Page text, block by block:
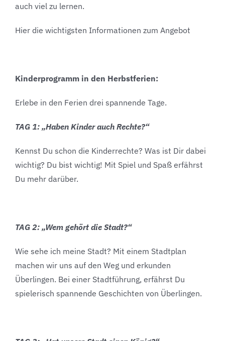
auch viel zu lernen.
Hier die wichtigsten Informationen zum Angebot
Kinderprogramm in den Herbstferien:
Erlebe in den Ferien drei spannende Tage.
TAG 1: „Haben Kinder auch Rechte?“
Kennst Du schon die Kinderrechte? Was ist Dir dabei
wichtig? Du bist wichtig! Mit Spiel und Spaß erfährst
Du mehr darüber.
TAG 2: „Wem gehört die Stadt?“
Wie sehe ich meine Stadt? Mit einem Stadtplan
machen wir uns auf den Weg und erkunden
Überlingen. Bei einer Stadtführung, erfährst Du
spielerisch spannende Geschichten von Überlingen.